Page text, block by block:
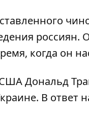
россиян.
когда он
Дональд
В ответ